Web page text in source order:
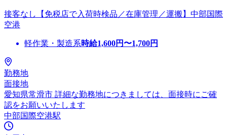
接客なし【免税店で入荷時検品／在庫管理／運搬】中部国際
空港
軽作業・製造系時給1,600円〜1,700円
勤務地
面接地
愛知県常滑市 詳細な勤務地につきましては、面接時にご確
認をお願いいたします
中部国際空港駅